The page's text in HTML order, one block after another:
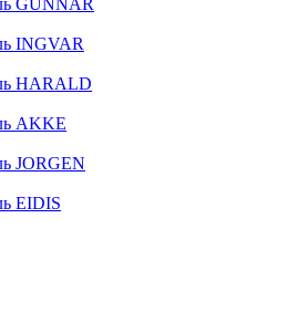
GUNNAR
INGVAR
HARALD
AKKE
JORGEN
EIDIS